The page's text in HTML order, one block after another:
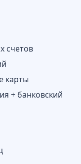
счетов
карты
+ банковский